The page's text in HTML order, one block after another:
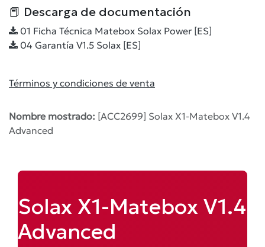
📕 Descarga de documentación
01 Ficha Técnica Matebox Solax Power [ES]
04 Garantía V1.5 Solax [ES]
Términos y condiciones de venta
Nombre mostrado: [ACC2699] Solax X1-Matebox V1.4
Advanced
Solax X1-Matebox V1.4
Advanced